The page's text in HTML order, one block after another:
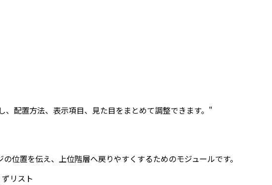
配置方法、表示項目、見た目をまとめて調整できます。"
位置を伝え、上位階層へ戻りやすくするためのモジュールです。
リスト